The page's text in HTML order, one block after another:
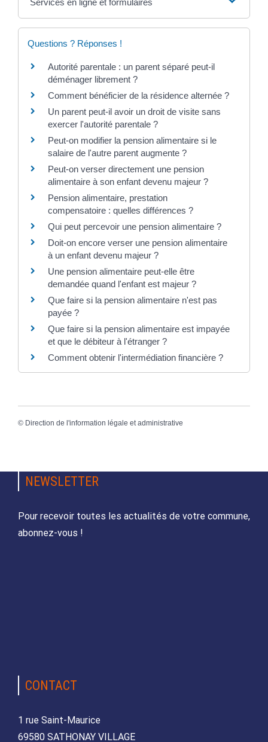
Services en ligne et formulaires
Questions ? Réponses !
Autorité parentale : un parent séparé peut-il
déménager librement ?
Comment bénéficier de la résidence alternée ?
Un parent peut-il avoir un droit de visite sans
exercer l'autorité parentale ?
Peut-on modifier la pension alimentaire si le
salaire de l'autre parent augmente ?
Peut-on verser directement une pension
alimentaire à son enfant devenu majeur ?
Pension alimentaire, prestation
compensatoire : quelles différences ?
Qui peut percevoir une pension alimentaire ?
Doit-on encore verser une pension alimentaire
à un enfant devenu majeur ?
Une pension alimentaire peut-elle être
demandée quand l'enfant est majeur ?
Que faire si la pension alimentaire n'est pas
payée ?
Que faire si la pension alimentaire est impayée
et que le débiteur à l'étranger ?
Comment obtenir l'intermédiation financière ?
© Direction de l'information légale et administrative
NEWSLETTER
Pour recevoir toutes les actualités de votre commune,
abonnez-vous !
CONTACT
1 rue Saint-Maurice
69580 SATHONAY VILLAGE